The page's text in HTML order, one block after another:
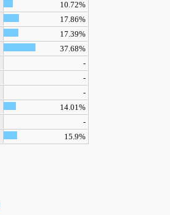
10.72%
17.86%
17.39%
37.68%
-
-
-
14.01%
-
15.9%